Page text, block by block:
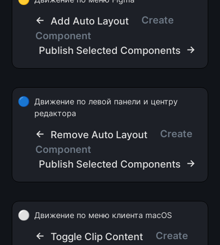
← Add Auto Layout
Create
Component
Publish Selected Components →
🔵 Движение по левой панели и центру
редактора
← Remove Auto Layout
Create
Component
Publish Selected Components →
⚪ Движение по меню клиента macOS
← Toggle Clip Content
Create